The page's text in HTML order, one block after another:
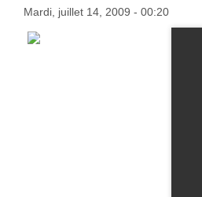
Mardi, juillet 14, 2009 - 00:20